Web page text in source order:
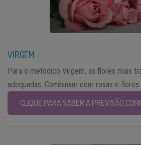
VIRGEM
Para o metódico Virgem, as flores mais
adequadas. Combinam com rosas e
CLIQUE PARA SABER A PREVISÃO